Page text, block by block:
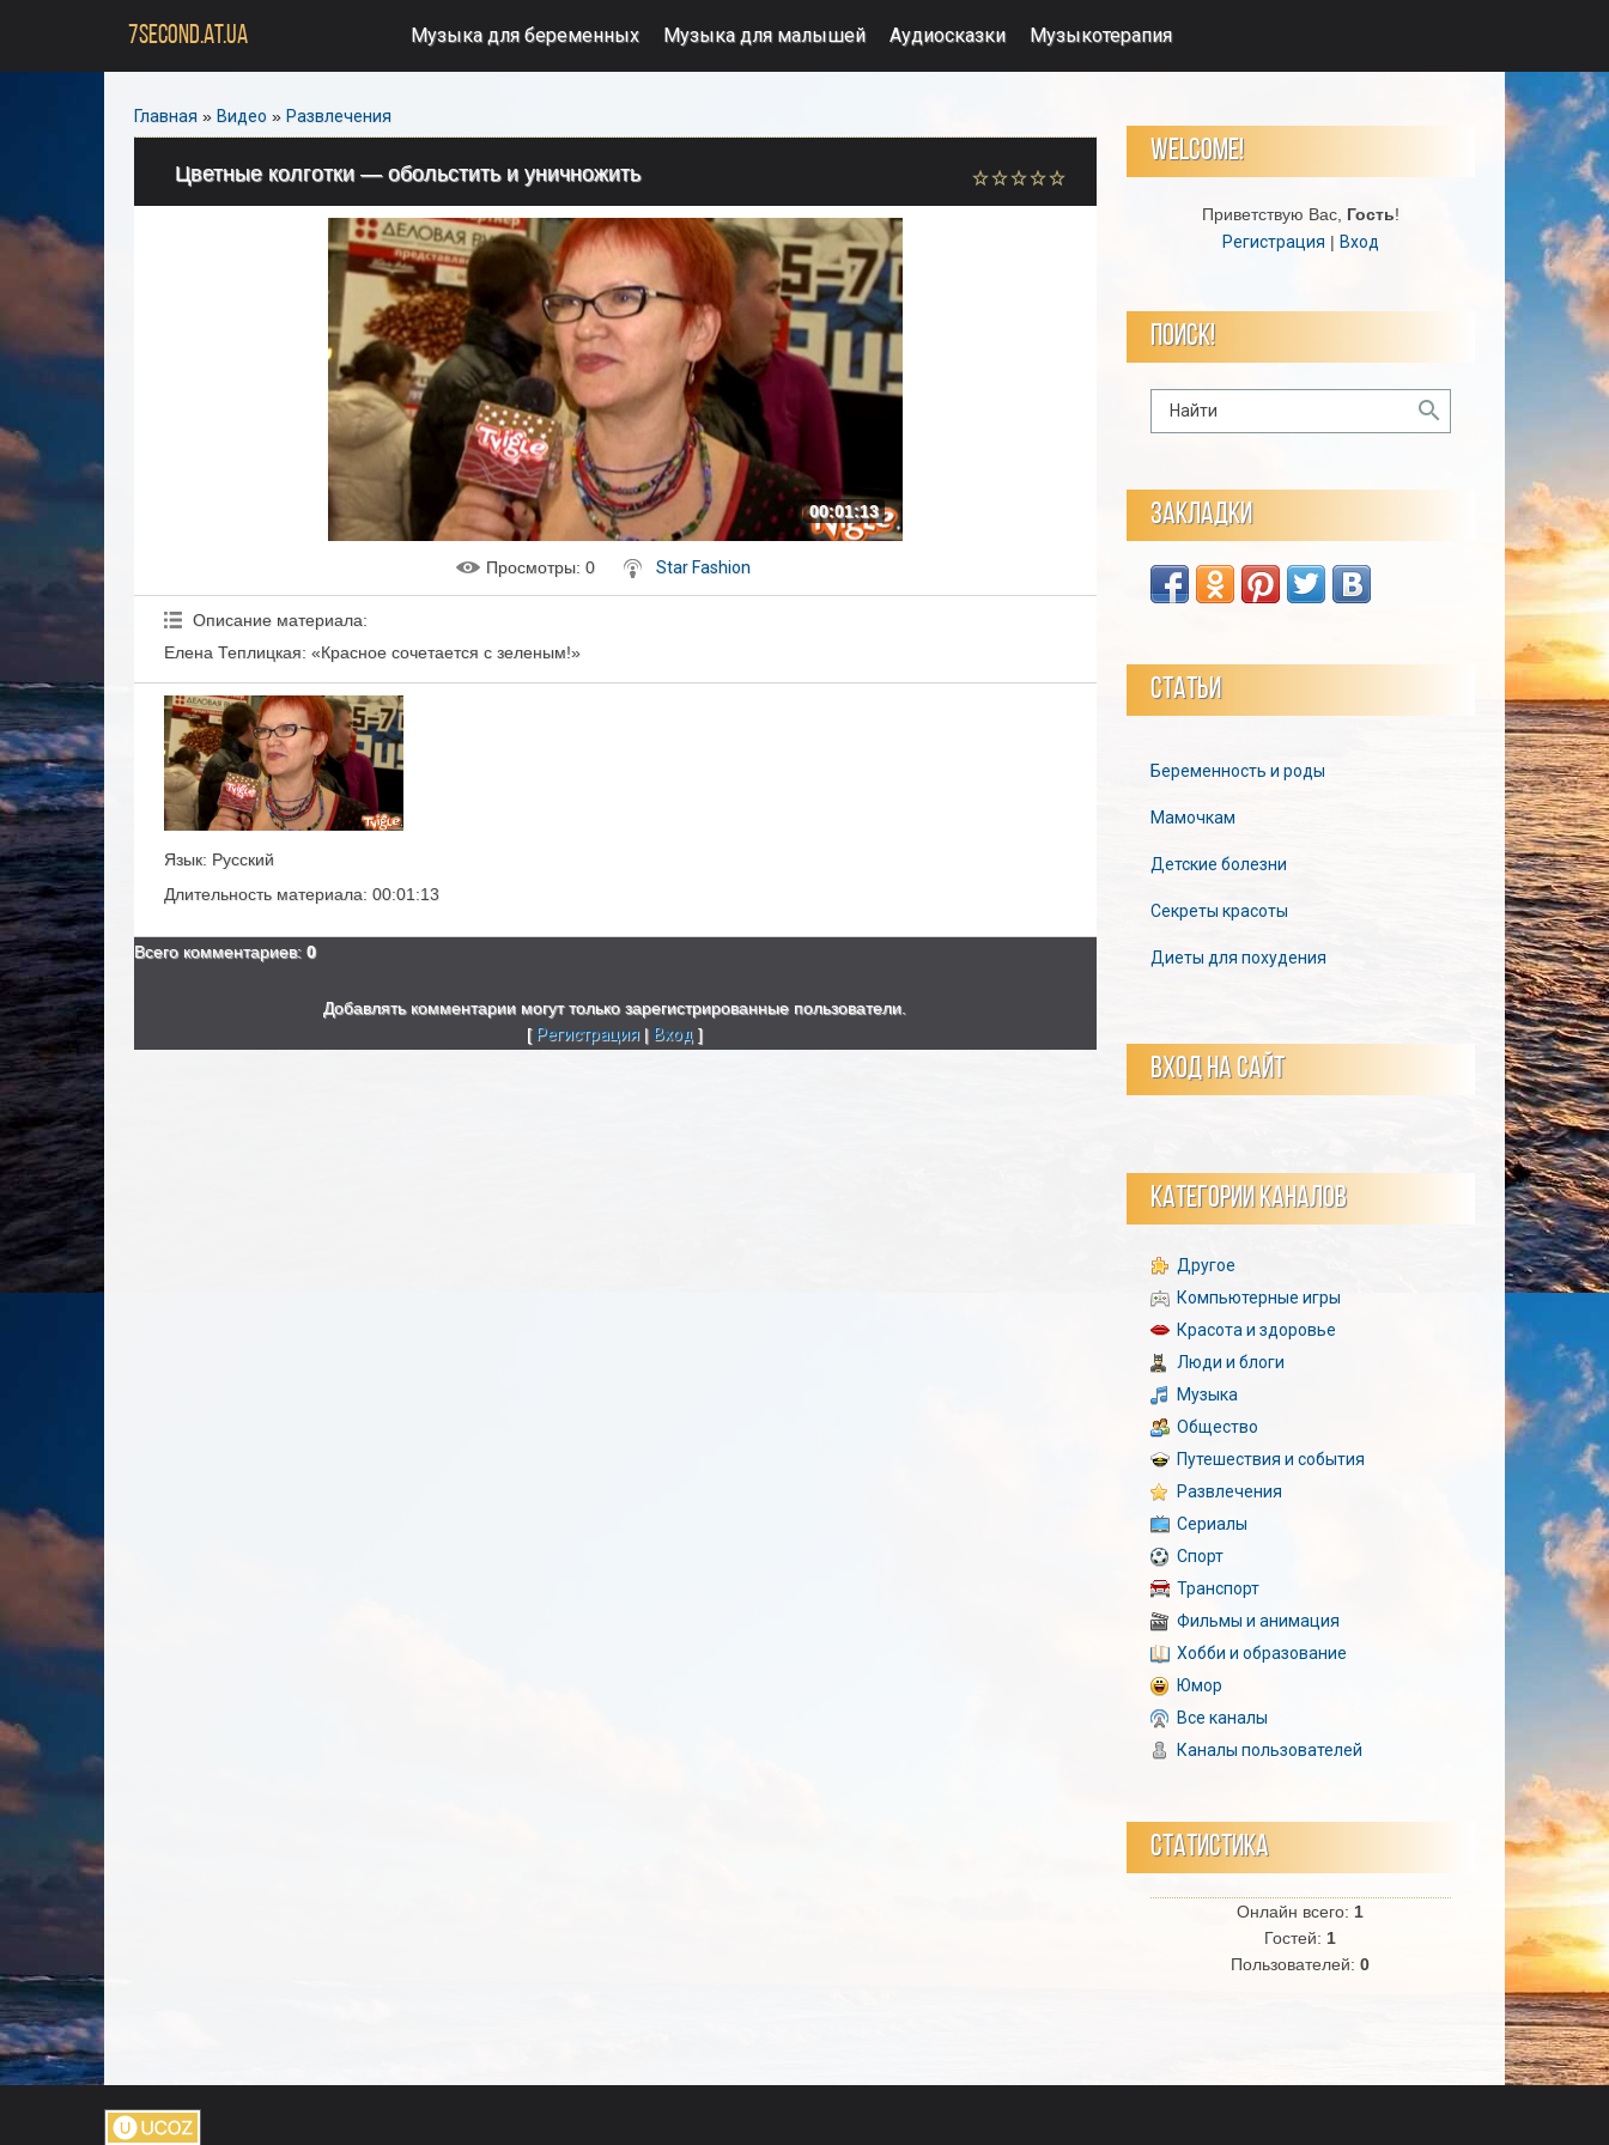
7SECOND.AT.UA Музыка для беременных Музыка для малышей Аудиосказки Музыкотерапия
Главная » Видео » Развлечения
Цветные колготки — обольстить и уничножить
00:01:13
Просмотры: 0 Star Fashion
Описание материала:
Елена Теплицкая: «Красное сочетается с зеленым!»
Язык: Русский
Длительность материала: 00:01:13
Всего комментариев: 0
Добавлять комментарии могут только зарегистрированные пользователи.
[ Регистрация | Вход ]
WELCOME!
Приветствую Вас, Гость!
Регистрация | Вход
ПОИСК!
ЗАКЛАДКИ
СТАТЬИ
Беременность и роды
Мамочкам
Детские болезни
Секреты красоты
Диеты для похудения
ВХОД НА САЙТ
КАТЕГОРИИ КАНАЛОВ
Другое
Компьютерные игры
Красота и здоровье
Люди и блоги
Музыка
Общество
Путешествия и события
Развлечения
Сериалы
Спорт
Транспорт
Фильмы и анимация
Хобби и образование
Юмор
Все каналы
Каналы пользователей
СТАТИСТИКА
Онлайн всего: 1
Гостей: 1
Пользователей:0